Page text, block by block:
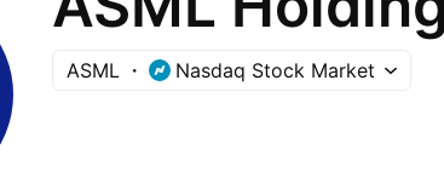
ASML Nasdaq Stock Market